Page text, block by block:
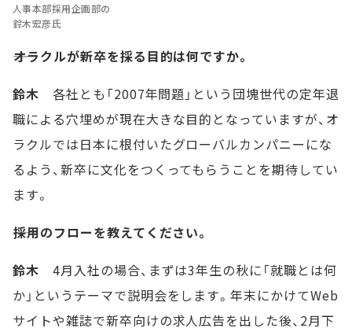
人事本部採用企画部の
鈴木宏彦氏
――オラクルが新卒を採る目的は何ですか。
鈴木 各社とも「2007年問題」という団塊世代の定年退
職による穴埋めが現在大きな目的となっていますが、オ
ラクルでは日本に根付いたグローバルカンパニーにな
るよう、新卒に文化をつくってもらうことを期待してい
ます。
――採用のフローを教えてください。
鈴木 4月入社の場合、まずは3年生の秋に「就職とは何
か」というテーマで説明会をします。年末にかけてWeb
サイトや雑誌で新卒向けの求人広告を出した後、2月下